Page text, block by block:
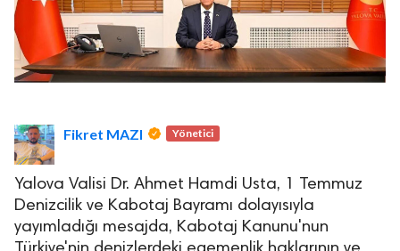
Fikret MAZI Yönetici
Yalova Valisi Dr. Ahmet Hamdi Usta, 1 Temmuz
Denizcilik ve Kabotaj Bayramı dolayısıyla
yayımladığı mesajda, Kabotaj Kanunu'nun